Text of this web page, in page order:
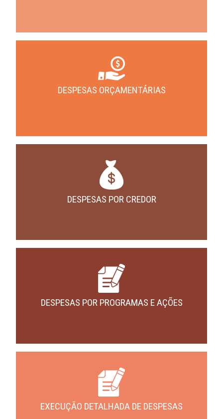
DESPESAS ORÇAMENTÁRIAS
DESPESAS POR CREDOR
DESPESAS POR PROGRAMAS E AÇÕES
EXECUÇÃO DETALHADA DE DESPESAS